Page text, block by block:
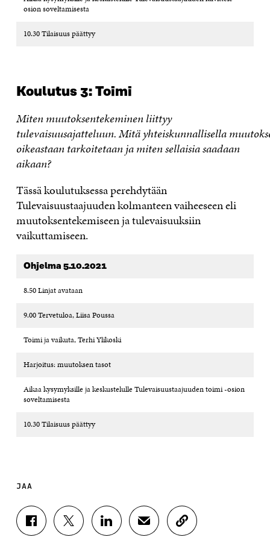
osion soveltamisesta
10.30 Tilaisuus päättyy
Koulutus 3: Toimi
Miten muutoksentekeminen liittyy
tulevaisuusajatteluun. Mitä yhteiskunnallisella
oikeastaan tarkoitetaan ja miten sellaisia saadaan
aikaan?
Tässäkoulutuksessa perehdytään
Tulevaisuustaajuuden kolmanteen vaiheeseen eli
muutoksentekemiseen ja tulevaisuuksiin
vaikuttamiseen.
Ohjelma 5.10.2021
8.50 Linjat avataan
9.00 Tervetuloa, Liisa Poussa
Toimi ja vaikuta, Terhi Ylikoski
Harjoitus: muutoksen tasot
Aikaa kysymyksille ja keskustelulle Tulevaisuustaajuuden toimi -osion
soveltamisesta
10.30 Tilaisuus päättyy
JAA
J
A
J
A
J
A
J
A
K
O